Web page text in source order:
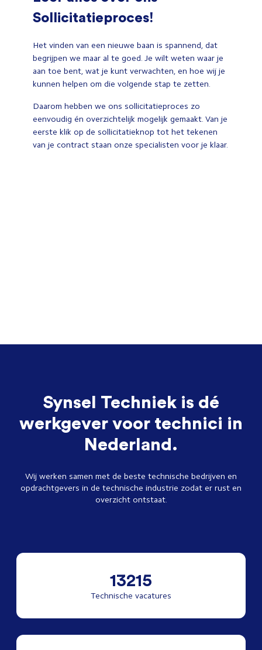
Sollicitatieproces!
Het vinden van een nieuwe baan is spannend, dat
begrijpen we maar al te goed. Je wilt weten waar je
aan toe bent, wat je kunt verwachten, en hoe wij je
kunnen helpen om die volgende stap te zetten.
Daarom hebben we ons sollicitatieproces zo
eenvoudig én overzichtelijk mogelijk gemaakt. Van je
eerste klik op de sollicitatieknop tot het tekenen
van je contract staan onze specialisten voor je klaar.
Synsel Techniek is dé
werkgever voor technici in
Nederland.
Wij werken samen met de beste technische bedrijven en
opdrachtgevers in de technische industrie zodat er rust en
overzicht ontstaat.
13215
Technische vacatures